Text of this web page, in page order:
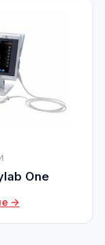
One
→